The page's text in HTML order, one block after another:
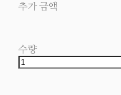
추가 금액
수량